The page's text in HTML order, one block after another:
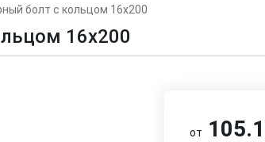
болт с кольцом 16x200
16x200
от